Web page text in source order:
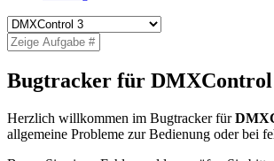
Bugtracker für
Herzlich willkommen im Bugtracker für
allgemeine Probleme zur Bedienung oder bei